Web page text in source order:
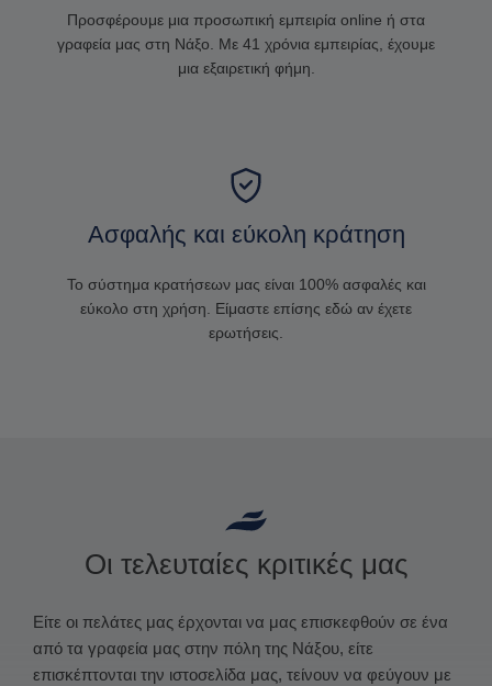
Προσφέρουμε μια προσωπική εμπειρία online ή στα
γραφεία μας στη Νάξο. Με 41 χρόνια εμπειρίας, έχουμε
μια εξαιρετική φήμη.
Ασφαλής και εύκολη κράτηση
Το σύστημα κρατήσεων μας είναι 100% ασφαλές και
εύκολο στη χρήση. Είμαστε επίσης εδώ αν έχετε
ερωτήσεις.
Οι τελευταίες κριτικές μας
Είτε οι πελάτες μας έρχονται να μας επισκεφθούν σε ένα
από τα γραφεία μας στην πόλη της Νάξου, είτε
επισκέπτονται την ιστοσελίδα μας, τείνουν να φεύγουν με